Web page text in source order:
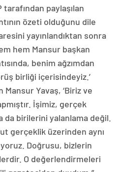
tarafından paylaşılan
özeti olduğunu dile
yayınlandıktan sonra
hem Mansur başkan
benim ağzımdan
birliği içerisindeyiz.’
Yavaş, ‘Biriz ve
İşimiz, gerçek
da birilerini yalanlama değil.
gerçeklik üzerinden aynı
Doğrusu, bizlerin
O değerlendirmeleri